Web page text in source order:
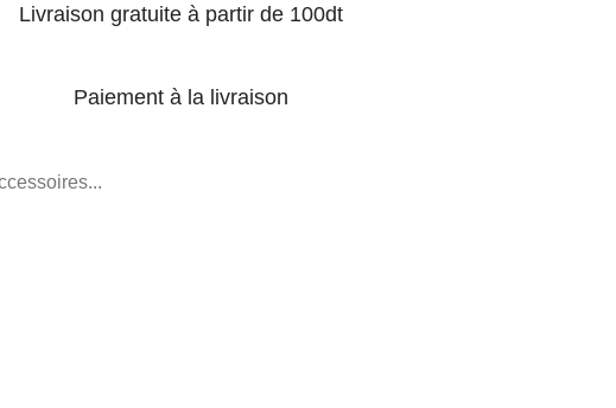
Livraison gratuite à partir de 100dt
Paiement à la livraison